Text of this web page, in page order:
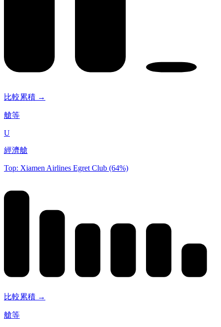
比較累積 →
艙等
U
經濟艙
Top: Xiamen Airlines Egret Club (64%)
比較累積 →
艙等